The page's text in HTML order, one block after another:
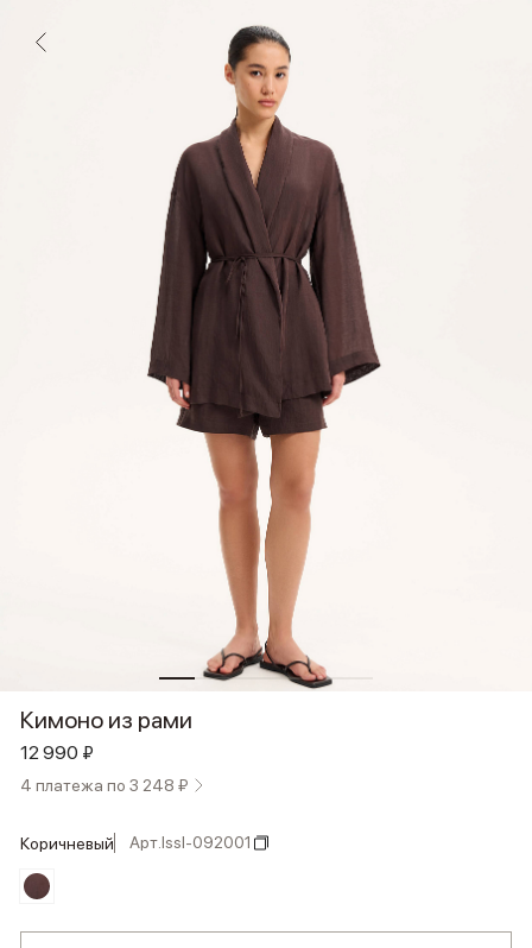
Кимоно из рами
12 990 ₽
4 платежа по 3 248 ₽
коричневый Арт.lssl-092001